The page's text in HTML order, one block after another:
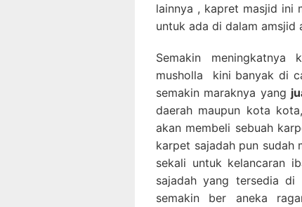
lainnya , kapret masjid ini
untuk ada di dalam amsjid
Semakin meningkatnya
musholla kini banyak di
semakin maraknya yang
daerah maupun kota
akan membeli sebuah
karpet sajadah pun sudah
sekali untuk kelancaran
sajadah yang tersedia
semakin ber aneka